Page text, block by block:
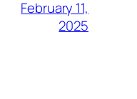
February 11,
2025